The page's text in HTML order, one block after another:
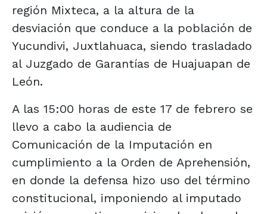
región Mixteca, a la altura de la
desviación que conduce a la población de
Yucundivi, Juxtlahuaca, siendo trasladado
al Juzgado de Garantías de Huajuapan de
León.
A las 15:00 horas de este 17 de febrero se
llevo a cabo la audiencia de
Comunicación de la Imputación en
cumplimiento a la Orden de Aprehensión,
en donde la defensa hizo uso del término
constitucional, imponiendo al imputado